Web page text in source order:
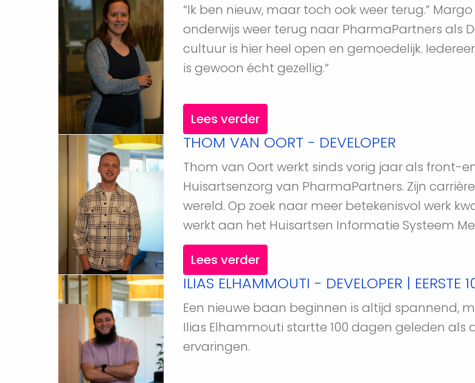
“Ik ben nieuw, maar toch ook weer terug.”
onderwijs weer terug naar PharmaPartners als
cultuur is hier heel open en gemoedelijk.
is gewoon écht gezellig.”
Lees verder
THOM VAN OORT - DEVELOPER
Thom van Oort werkt sinds vorig jaar als front-
Huisartsenzorg van PharmaPartners. Zijn
wereld. Op zoek naar meer betekenisvol werk
werkt aan het Huisartsen Informatie Systeem
Lees verder
ILIAS ELHAMMOUTI - DEVELOPER | EERSTE
Een nieuwe baan beginnen is altijd spannend,
Ilias Elhammouti startte 100 dagen geleden als
ervaringen.